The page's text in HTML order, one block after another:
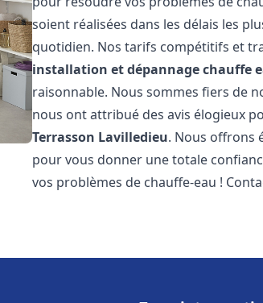
soient réalisées dans les délais les
quotidien. Nos tarifs compétitifs et
installation et dépannage chauffe
raisonnable. Nous sommes fiers de
nous ont attribué des avis élogieux
Terrasson Lavilledieu. Nous offrons
pour vous donner une totale
vos problèmes de chauffe-eau !